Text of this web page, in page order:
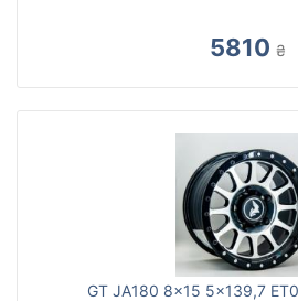
5810 ₴
GT JA180 8x15 5x139,7